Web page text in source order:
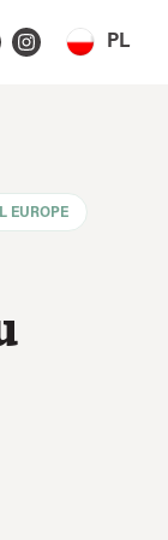
PL
EUROPE